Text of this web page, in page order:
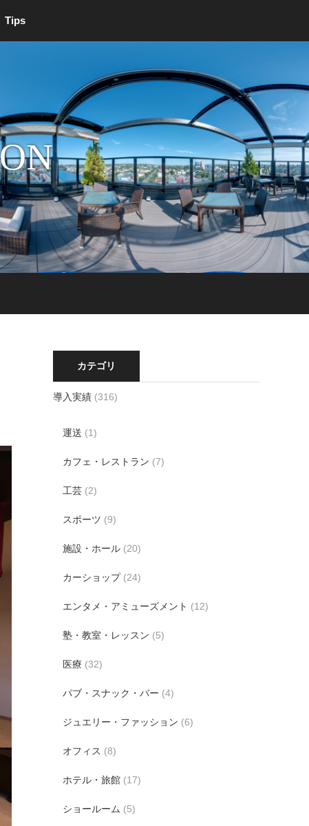
Tips
カテゴリ
導入実績 (316)
運送 (1)
カフェ・レストラン (7)
工芸 (2)
スポーツ (9)
施設・ホール (20)
カーショップ(24)
エンタメ・アミューズメント (12)
塾・教室・レッスン (5)
医療 (32)
パブ・スナック・バー (4)
ジュエリー・ファッション (6)
オフィス (8)
ホテル・旅館 (17)
ショールーム (5)